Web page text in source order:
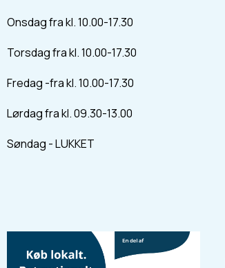
Onsdag fra kl. 10.00-17.30
Torsdag fra kl. 10.00-17.30
Fredag -fra kl. 10.00-17.30
Lørdag fra kl. 09.30-13.00
Søndag - LUKKET